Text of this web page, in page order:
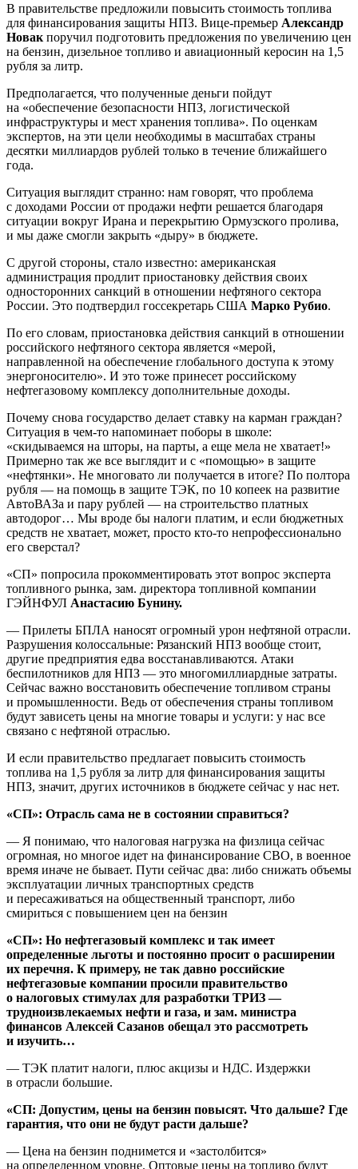
В правительстве предложили повысить стоимость топлива
для финансирования защиты НПЗ. Вице-премьер Александр
Новак поручил подготовить предложения по увеличению цен
на бензин, дизельное топливо и авиационный керосин на 1,5
рубля за литр.
Предполагается, что полученные деньги пойдут
на «обеспечение безопасности НПЗ, логистической
инфраструктуры и мест хранения топлива». По оценкам
экспертов, на эти цели необходимы в масштабах страны
десятки миллиардов рублей только в течение ближайшего
года.
Ситуация выглядит странно: нам говорят, что проблема
с доходами России от продажи нефти решается благодаря
ситуации вокруг Ирана и перекрытию Ормузского пролива,
и мы даже смогли закрыть «дыру» в бюджете.
С другой стороны, стало известно: американская
администрация продлит приостановку действия своих
односторонних санкций в отношении нефтяного сектора
России. Это подтвердил госсекретарь США Марко Рубио.
По его словам, приостановка действия санкций в отношении
российского нефтяного сектора является «мерой,
направленной на обеспечение глобального доступа к этому
энергоносителю». И это тоже принесет российскому
нефтегазовому комплексу дополнительные доходы.
Почему снова государство делает ставку на карман граждан?
Ситуация в чем-то напоминает поборы в школе:
«скидываемся на шторы, на парты, а еще мела не хватает!»
Примерно так же все выглядит и с «помощью» в защите
«нефтянки». Не многовато ли получается в итоге? По полтора
рубля — на помощь в защите ТЭК, по 10 копеек на развитие
АвтоВАЗа и пару рублей — на строительство платных
автодорог… Мы вроде бы налоги платим, и если бюджетных
средств не хватает, может, просто кто-то непрофессионально
его сверстал?
«СП» попросила прокомментировать этот вопрос эксперта
топливного рынка, зам. директора топливной компании
ГЭЙНФУЛ Анастасию Бунину.
— Прилеты БПЛА наносят огромный урон нефтяной отрасли.
Разрушения колоссальные: Рязанский НПЗ вообще стоит,
другие предприятия едва восстанавливаются. Атаки
беспилотников для НПЗ — это многомиллиардные затраты.
Сейчас важно восстановить обеспечение топливом страны
и промышленности. Ведь от обеспечения страны топливом
будут зависеть цены на многие товары и услуги: у нас все
связано с нефтяной отраслью.
И если правительство предлагает повысить стоимость
топлива на 1,5 рубля за литр для финансирования защиты
НПЗ, значит, других источников в бюджете сейчас у нас нет.
«СП»: Отрасль сама не в состоянии справиться?
— Я понимаю, что налоговая нагрузка на физлица сейчас
огромная, но многое идет на финансирование СВО, в военное
время иначе не бывает. Пути сейчас два: либо снижать объемы
эксплуатации личных транспортных средств
и пересаживаться на общественный транспорт, либо
смириться с повышением цен на бензин
«СП»: Но нефтегазовый комплекс и так имеет
определенные льготы и постоянно просит о расширении
их перечня. К примеру, не так давно российские
нефтегазовые компании просили правительство
о налоговых стимулах для разработки ТРИЗ —
трудноизвлекаемых нефти и газа, и зам. министра
финансов Алексей Сазанов обещал это рассмотреть
и изучить…
— ТЭК платит налоги, плюс акцизы и НДС. Издержки
в отрасли большие.
«СП: Допустим, цены на бензин повысят. Что дальше? Где
гарантия, что они не будут расти дальше?
— Цена на бензин поднимется и «застолбится»
на определенном уровне. Оптовые цены на топливо будут